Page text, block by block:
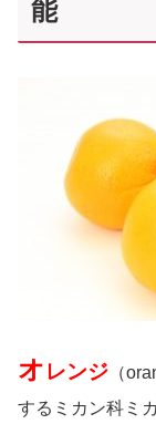
能
オ レンジ （
するミカン科ミ